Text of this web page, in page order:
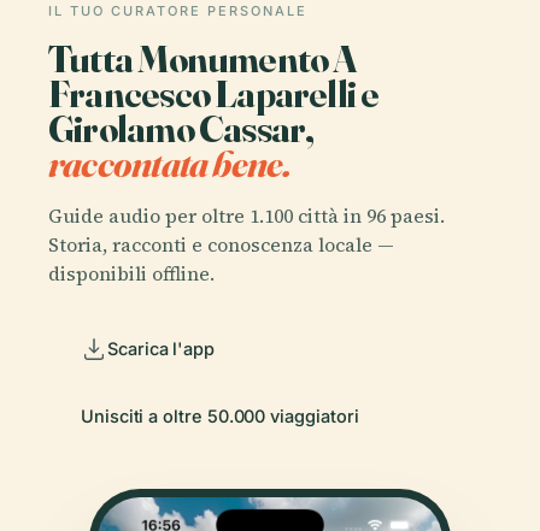
IL TUO CURATORE PERSONALE
Tutta Monumento A
Francesco Laparelli e
Girolamo Cassar,
raccontata bene.
Guide audio per oltre 1.100 città in 96 paesi.
Storia, racconti e conoscenza locale —
disponibili offline.
Scarica l'app
Unisciti a oltre 50.000 viaggiatori